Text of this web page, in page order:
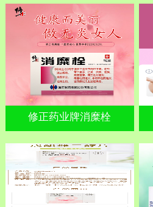
修正药业牌消糜栓